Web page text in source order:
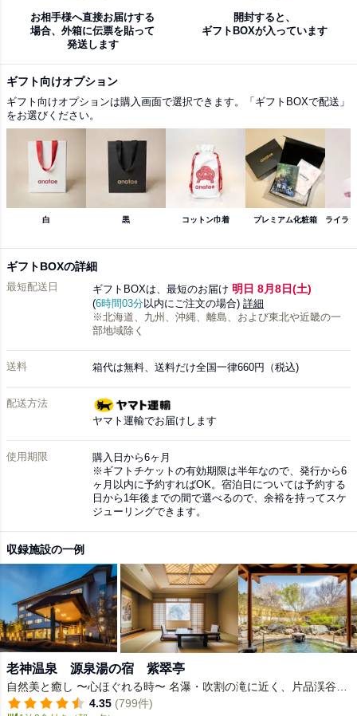
お相手様へ直接お届けする
場合、外箱に伝票を貼って
発送します
開封すると、
ギフトBOXが入っています
ギフト向けオプション
ギフト向けオプションは購入画面で選択できます。「ギフトBOXで配送」
をお選びください。
白 黒 コットン巾着 プレミアム化粧箱 ライラ
ギフトBOXの詳細
最短配送日 ギフトBOXは、最短のお届け 明日 8月8日(土)
(6時間03分以内にご注文の場合) 詳細
※北海道、九州、沖縄、離島、および東北や近畿の一
部地域除く
送料 箱代は無料、送料だけ全国一律660円（税込)
配送方法
ヤマト運輸でお届けします
使用期限
購入日から6ヶ月
※ギフトチケットの有効期限は半年なので、発行から6
ヶ月以内に予約すればOK。宿泊日については予約する
日から1年後までの間で選べるので、余裕を持ってスケ
ジューリングできます。
収録施設の一例
老神温泉 源泉湯の宿 紫翠亭
自然美と癒し 〜心ほぐれる時〜 名瀑・吹割の滝に近く、片品渓谷な
ど、美しい水辺の景観に恵まれた老神温泉。紫翠亭は温泉街の小高
4.35 (799件)